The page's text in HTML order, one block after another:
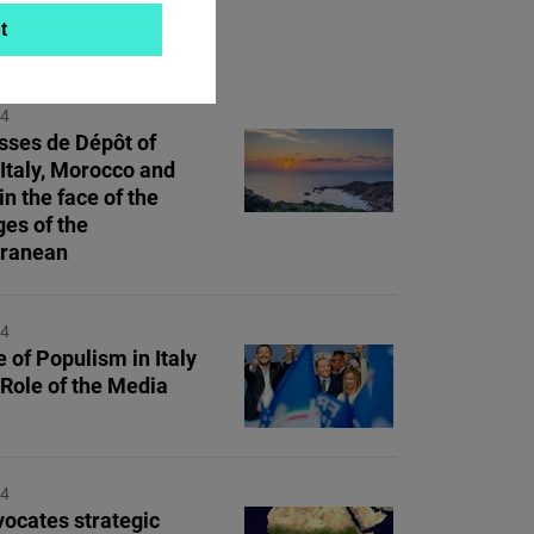
TOPIC
de Dépôt of
Morocco and
the face of the
of the
of Populism in Italy
of the Media
strategic